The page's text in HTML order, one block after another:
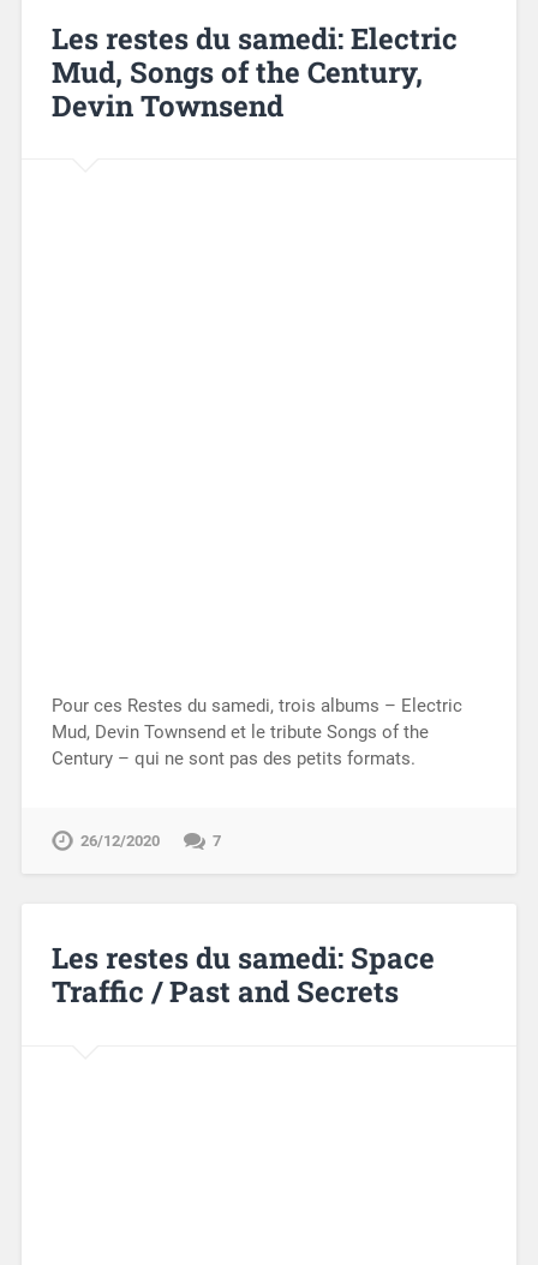
Les restes du samedi: Electric
Mud, Songs of the Century,
Devin Townsend
Pour ces Restes du samedi, trois albums – Electric
Mud, Devin Townsend et le tribute Songs of the
Century – qui ne sont pas des petits formats.
26/12/2020 7
Les restes du samedi: Space
Traffic / Past and Secrets